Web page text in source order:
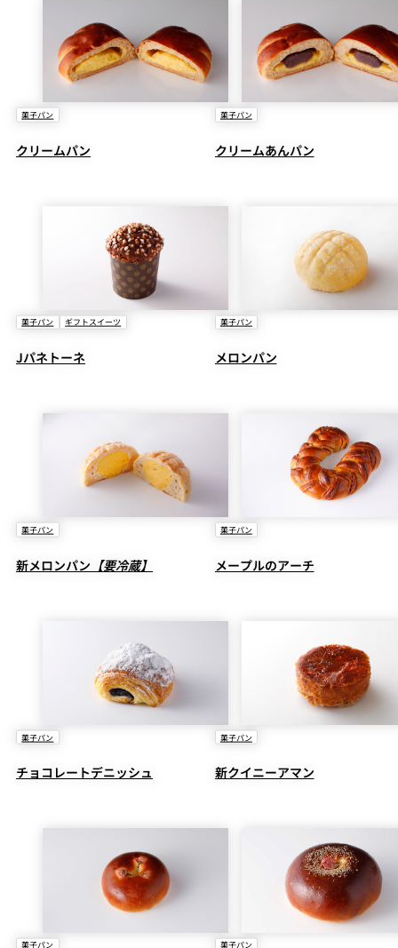
菓子パン
クリームパン
菓子パン
クリームあんパン
菓子パン ギフトスイーツ
Jパネトーネ
菓子パン
メロンパン
菓子パン
新メロンパン 【要冷蔵】
菓子パン
メープルのアーチ
菓子パン
チョコレートデニッシュ
菓子パン
新クイニーアマン
菓子パン 菓子パン